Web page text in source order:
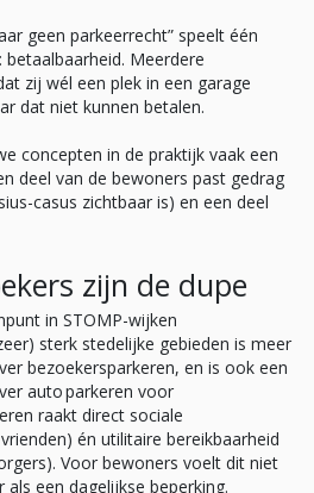
geen parkeerrecht” speelt één
Meerdere
zij wél een plek in een garage
dat niet kunnen betalen.
concepten in de praktijk vaak een
deel van de bewoners past gedrag
casus zichtbaar is) en een deel
zijn de dupe
in STOMP-wijken
sterk stedelijke gebieden is meer
bezoekersparkeren, en is ook een
auto parkeren voor
raakt direct sociale
én utilitaire bereikbaarheid
Voor bewoners voelt dit niet
als een dagelijkse beperking.